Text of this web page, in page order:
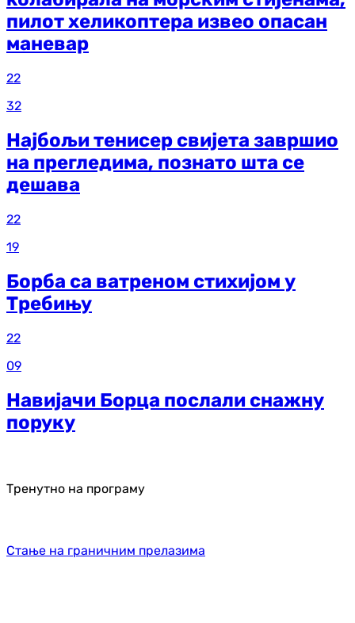
пилот хеликоптера извео опасан
маневар
22
32
Најбољи тенисер свијета завршио
на прегледима, познато шта се
дешава
22
19
Борба са ватреном стихијом у
Требињу
22
09
Навијачи Борца послали снажну
поруку
Тренутно на програму
Стање на граничним прелазима